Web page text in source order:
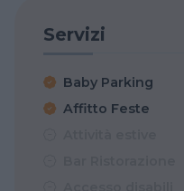
Servizi
Baby Parking
Affitto Feste